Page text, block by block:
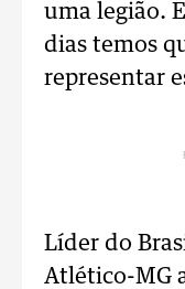
uma legião.
dias temos
representar
Líder do
Atlético-MG